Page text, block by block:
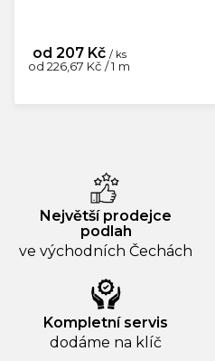
od 207 Kč / ks
Měrná
od 226,67 Kč / 1 m
Největší prodejce
podlah
ve východních Čechách
Kompletní servis
dodáme na klíč